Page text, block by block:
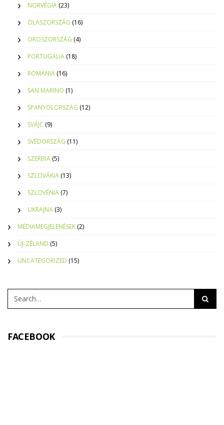
NORVÉGIA (23)
OLASZORSZÁG (16)
OROSZORSZÁG (4)
PORTUGÁLIA (18)
ROMÁNIA (16)
SAN MARINO (1)
SPANYOLORSZÁG (12)
SVÁJC (9)
SVÉDORSZÁG (11)
SZERBIA (5)
SZLOVÁKIA (13)
SZLOVÉNIA (7)
UKRAJNA (3)
MÉDIAMEGJELENÉSEK (2)
ÚJ-ZÉLAND (5)
UNCATEGORIZED (15)
FACEBOOK